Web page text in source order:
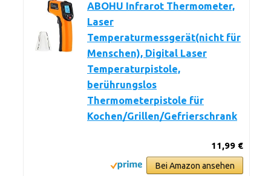
ABOHU Infrarot Thermometer,
Laser
Temperaturmessgerät(nicht für
Menschen), Digital Laser
Temperaturpistole,
berührungslos
Thermometerpistole für
Kochen/Grillen/Gefrierschrank
11,99 €
Bei Amazon ansehen